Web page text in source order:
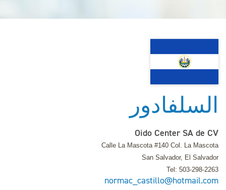
السلفادور
Oido Center SA de CV
Calle La Mascota #140 Col. La Mascota
San Salvador, El Salvador
Tel: 503-298-2263
normac_castillo@hotmail.com